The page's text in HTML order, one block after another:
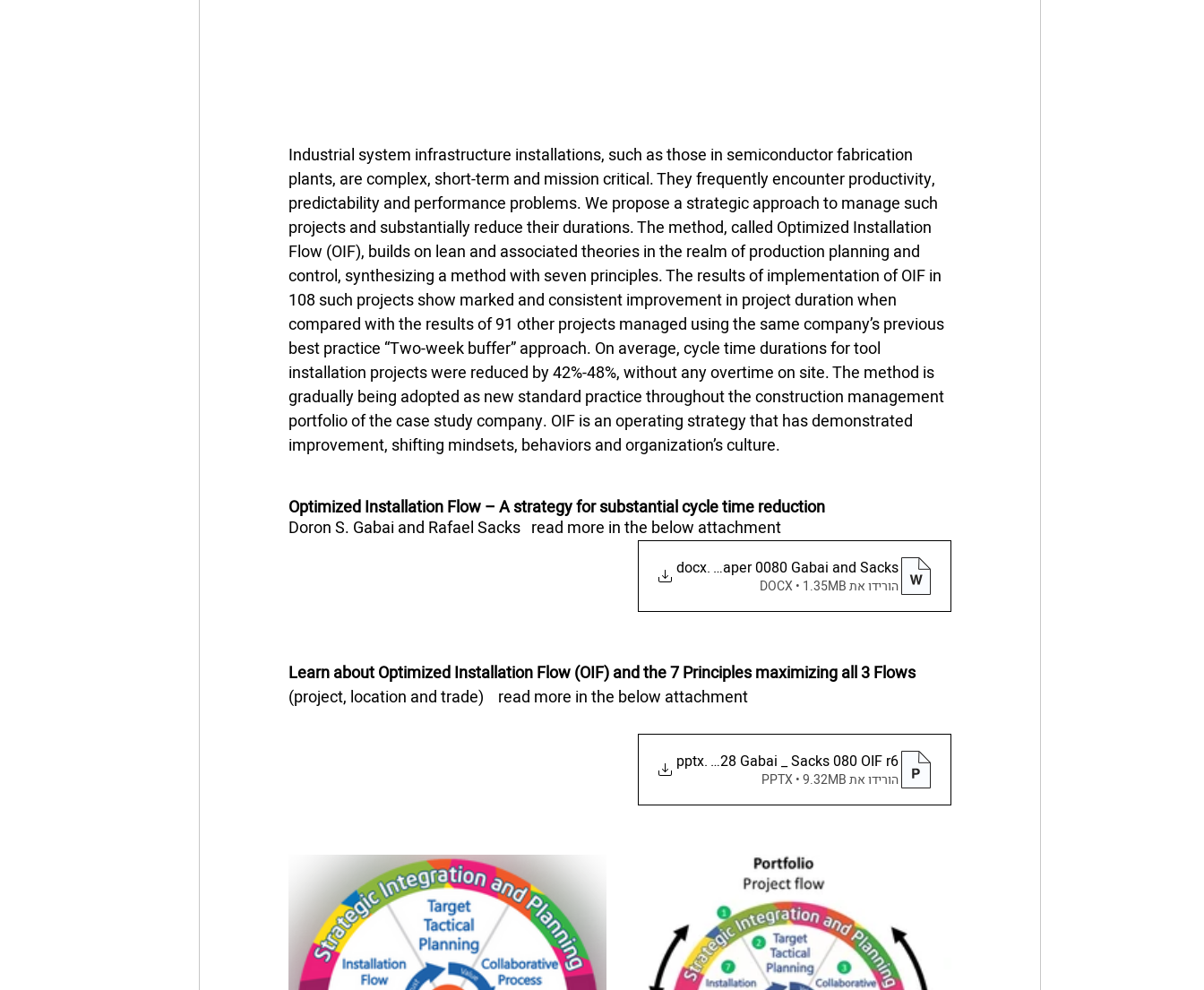
Industrial system infrastructure installations, such as those in semiconductor fabrication
plants, are complex, short-term and mission critical. They frequently encounter productivity,
predictability and performance problems. We propose a strategic approach to manage such
projects and substantially reduce their durations. The method, called Optimized Installation
Flow (OIF), builds on lean and associated theories in the realm of production planning and
control, synthesizing a method with seven principles. The results of implementation of OIF in
108 such projects show marked and consistent improvement in project duration when
compared with the results of 91 other projects managed using the same company’s previous
best practice “Two-week buffer” approach. On average, cycle time durations for tool
installation projects were reduced by 42%-48%, without any overtime on site. The method is
gradually being adopted as new standard practice throughout the construction management
portfolio of the case study company. OIF is an operating strategy that has demonstrated
improvement, shifting mindsets, behaviors and organization’s culture.
Optimized Installation Flow – A strategy for substantial cycle time reduction
Doron S. Gabai and Rafael Sacks   read more in the below attachment
IGLC28 Paper 0080 Gabai and Sacks
.docx
הורידו את DOCX • 1.35MB
Learn about Optimized Installation Flow (OIF) and the 7 Principles maximizing all 3 Flows
(project, location and trade)    read more in the below attachment
IGLC28 Gabai _ Sacks 080 OIF r6
.pptx
הורידו את PPTX • 9.32MB